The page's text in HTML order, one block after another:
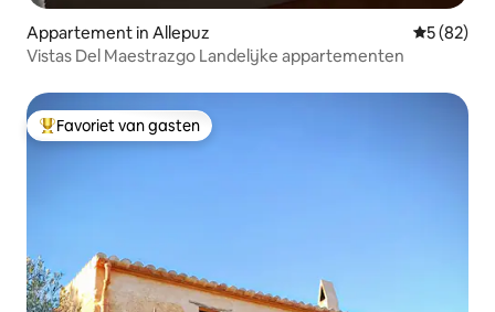
Appartement in Allepuz
5 (82)
Vistas Del Maestrazgo Landelijke appartementen
Topfavoriet van gasten
Favoriet van gasten